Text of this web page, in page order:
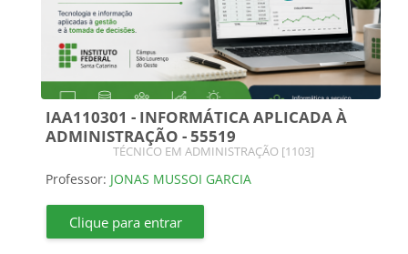
IAA110301 - INFORMÁTICA APLICADA À
ADMINISTRAÇÃO - 55519
Categoria do curso
TÉCNICO EM ADMINISTRAÇÃO [1103]
Professor: JONAS MUSSOI GARCIA
Clique para entrar